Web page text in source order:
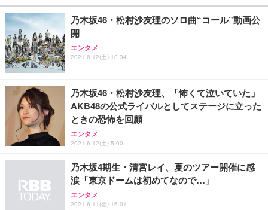
￥27,999
Sezlife オフィスチェア デスクチェア 疲れない テレ
ワーク チェア 強化バックレスト 30度ロッキング機
能 人間工学 椅子 腰サポート 90度跳ね上げ式アーム
務用 おしゃれ パソコンチェア (ブラック)
Sezlife オフィスチェア デスクチェア 疲れない テレ
ワーク チェア 強化バックレスト 30度ロッキング機
能 人間工学 椅子 腰サポート 90度跳ね上げ式アーム
レスト 3Dヘッドレスト ハンガー付き 高反発クッシ
務用 おしゃれ パソコンチェア (ホワイト)
ANDWINT オフィスチェア デスクチェア 肘なし メ
ッシュ 通気性 ランバーサポート付き 腰サポート ガ
ス圧無段階昇降 360度回転 キャスター付き コンパク
￥109,572
【純正品】27"ゲーミングモニター DualSense 充電
フック付き（CFI-ZDM1J）
【整備済み品】Dell E2724HS 27インチ 液晶モニタ
ー フルHD（1920×1080）VA 非光沢 HDMI/DisplayP
ort/VGA スピーカー内蔵 高さ調整 スイベル VESA対
応 ComfortView ビジネス向け
￥15,800
【MiniLED/24.5inch/280Hz/FHD】GRAPHT THE S
HOOTER Gaming Monitor 24” Essential ゲーミン
グモニター QD 24.5インチ 1ms FHD 量子ドット 残
￥3,234
ネオ・ルーライフ ネオ・オムツ L 中型犬用 26枚入
り 単品
Smart Basic(スマートベーシック) 【Amazon.co.jp
限定】 Smart Basic アイリスオーヤマ ペットシーツ
超厚型 お徳用 ワイド 100枚入 (x 1) (ケース販売)
アイリスオーヤマ ペットシーツ 超厚型 お徳用 レギ
ュラー 200枚入【Amazon.co.jp限定】
乃木坂46・松村沙友理のソロ曲“コール”動画公
開
エンタメ
2021.6.12(土) 10:34
乃木坂46・松村沙友理、「怖くて泣いていた」
AKB48の公式ライバルとしてステージに立った
ときの恐怖を回顧
エンタメ
2021.6.12(土) 5:00
乃木坂4期生・清宮レイ、夏のツアー開催に感
涙「東京ドームは初めてなので…」
エンタメ
2021.6.11(金) 16:01